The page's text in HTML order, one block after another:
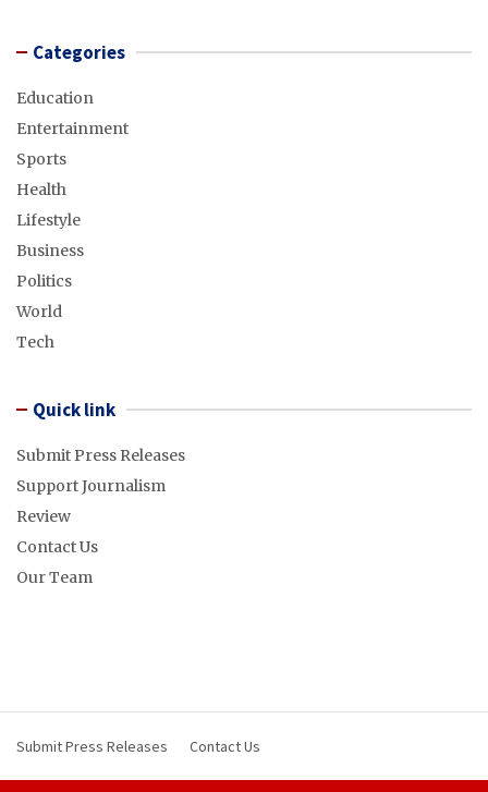
Categories
Education
Entertainment
Sports
Health
Lifestyle
Business
Politics
World
Tech
Quick link
Submit Press Releases
Support Journalism
Review
Contact Us
Our Team
Submit Press Releases Contact Us